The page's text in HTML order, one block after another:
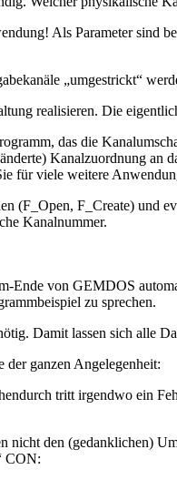
Als Parameter sind
„umgestrickt“
realisieren. Die
das die
Kanalzuordnung an
für viele weitere
(F_Open, F_Create) und
Kanalnummer.
von GEMDOS
zu sprechen.
Damit lassen sich alle
ganzen Angelegenheit:
tritt irgendwo ein
nicht den (gedanklichen)
CON: